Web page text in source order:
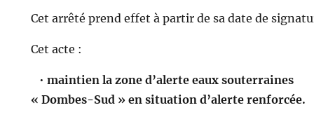
Cet arrêté prend effet à partir de sa date de
Cet acte :
• maintien la zone d’alerte eaux souterraines
« Dombes-Sud » en situation d’alerte renforcée.